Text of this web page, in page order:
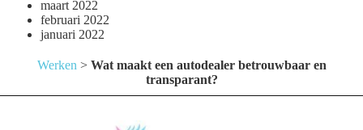
maart 2022
februari 2022
januari 2022
Werken > Wat maakt een autodealer betrouwbaar en
transparant?